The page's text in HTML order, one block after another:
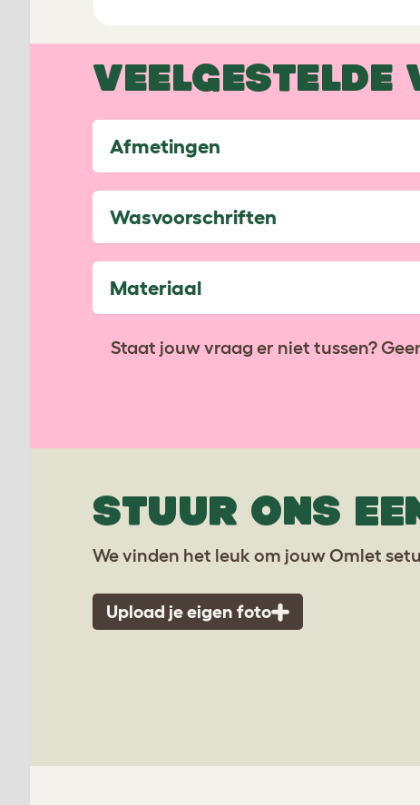
VEELGESTELDE
Afmetingen
Wasvoorschriften
Materiaal
Staat jouw vraag er niet tussen?
STUUR ONS
We vinden het leuk om jouw Omlet
Upload je eigen foto